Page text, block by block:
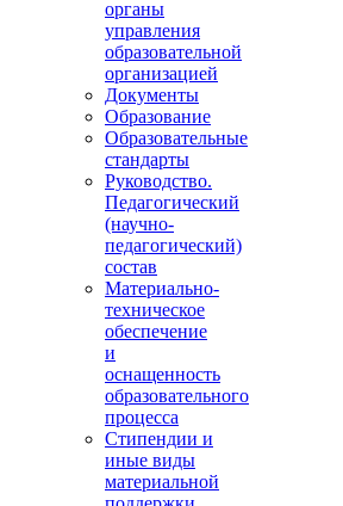
органы
управления
образовательной
организацией
Документы
Образование
Образовательные
стандарты
Руководство.
Педагогический
(научно-
педагогический)
состав
Материально-
техническое
обеспечение
и
оснащенность
образовательного
процесса
Стипендии и
иные виды
материальной